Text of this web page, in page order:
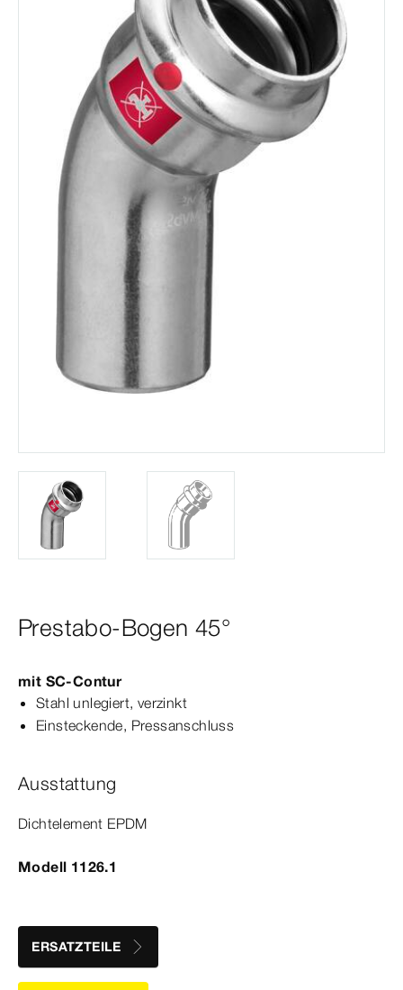
Prestabo-Bogen 45°
mit SC‑Contur
Stahl unlegiert, verzinkt
Einsteckende, Press­anschluss
Ausstattung
Dicht­element EPDM
Modell 1126.1
ERSATZTEILE